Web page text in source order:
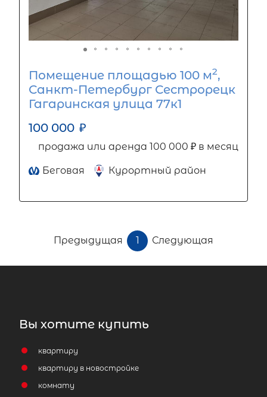
Помещение площадью 100 м2,
Санкт-Петербург Сестрорецк
Гагаринская улица 77к1
100 000 ₽
продажа или аренда 100 000 ₽ в месяц
Беговая Курортный район
Предыдущая 1 Следующая
Вы хотите купить
квартиру
квартиру в новостройке
комнату